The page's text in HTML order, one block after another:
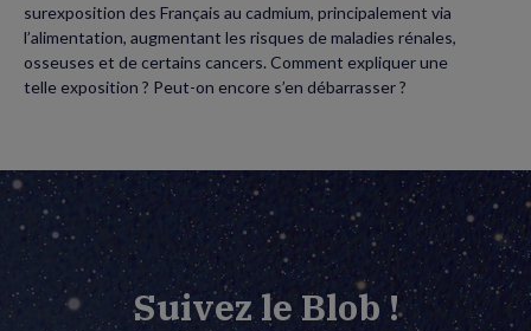
surexposition des Français au cadmium, principalement via
l’alimentation, augmentant les risques de maladies rénales,
osseuses et de certains cancers. Comment expliquer une
telle exposition ? Peut-on encore s’en débarrasser ?
Suivez le Blob !